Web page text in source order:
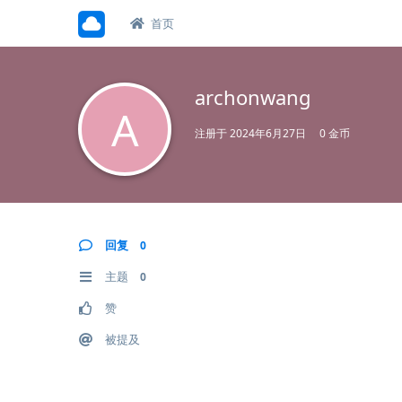
首页
A
archonwang
注册于2024年6月27日 0 金币
回复 0
主题 0
赞
被提及